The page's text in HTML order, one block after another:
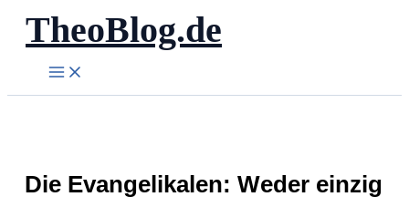
Zum
Inhalt
springen
TheoBlog.de
Die Evangelikalen: Weder einzig